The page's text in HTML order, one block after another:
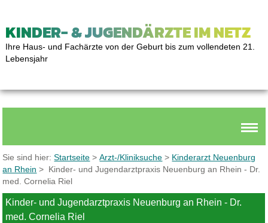
KINDER- & JUGENDÄRZTE IM NETZ
Ihre Haus- und Fachärzte von der Geburt bis zum vollendeten 21.
Lebensjahr
Sie sind hier:Startseite >Arzt-/Kliniksuche > Kinderarzt Neuenburg
an Rhein > Kinder- und Jugendarztpraxis Neuenburg an Rhein - Dr.
med. Cornelia Riel
Kinder- und Jugendarztpraxis Neuenburg an Rhein - Dr.
med. Cornelia Riel